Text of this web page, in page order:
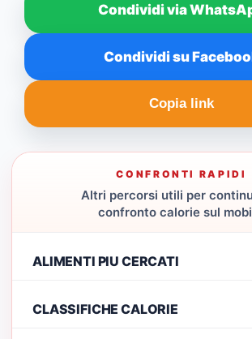
Condividi via
Condividi su
Copia link
CONFRONTI RAPIDI
Altri percorsi utili per
confronto calorie sul
ALIMENTI PIU CERCATI
CLASSIFICHE CALORIE